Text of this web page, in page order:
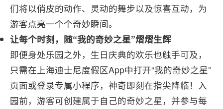
们将以俏皮的动作、灵动的舞步以及惊喜互动，为
游客点亮一个个奇妙瞬间。
让每个时刻，随“我的奇妙之星”熠熠生辉
即便身处乐园之外，生日庆典的欢乐也触手可及，
只需在上海迪士尼度假区App中打开“我的奇妙之星”
页面或登录专属小程序，神奇即刻在指尖降临！入
园前，游客可创建属于自己的奇妙之星，并参与每